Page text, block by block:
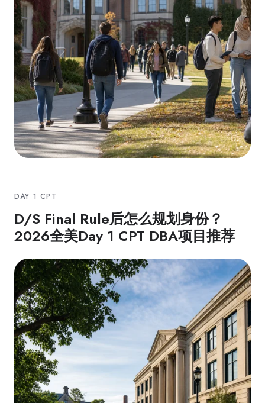
DAY 1 CPT
D/S Final Rule后怎么规划身份？
2026全美Day 1 CPT DBA项目推荐